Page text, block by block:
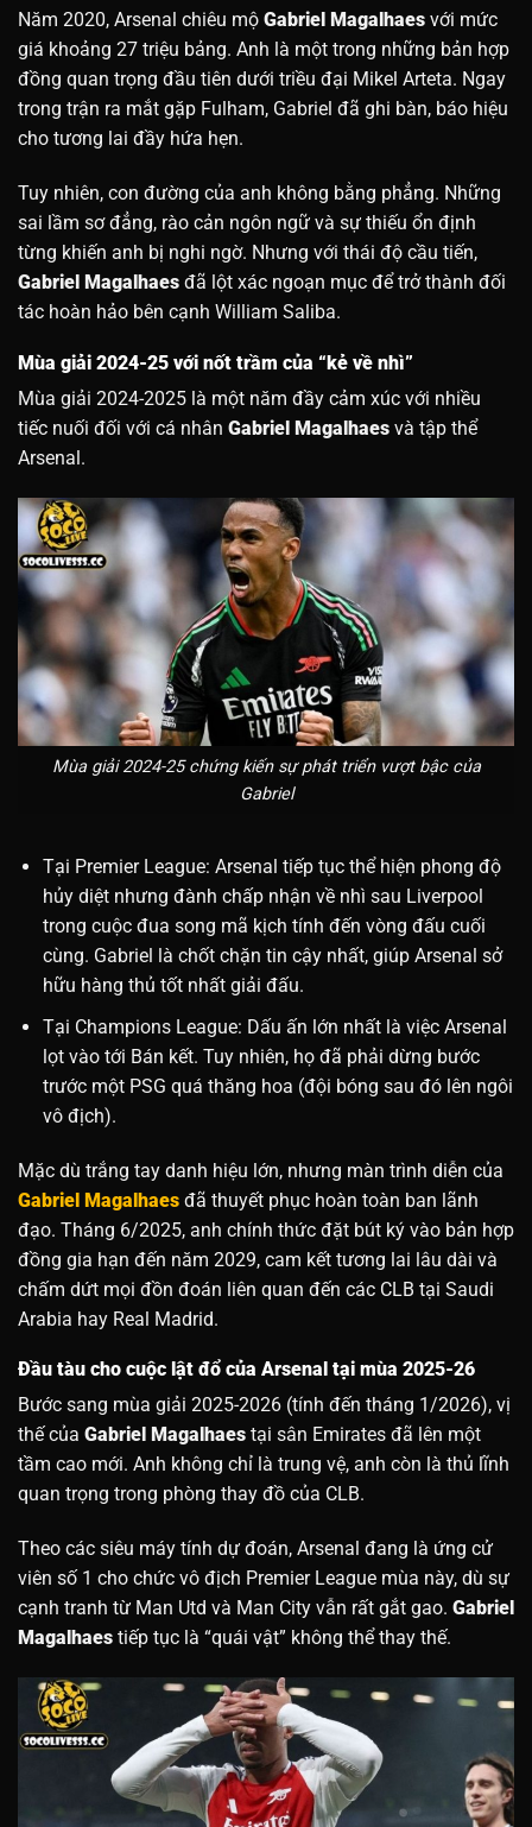
Năm 2020, Arsenal chiêu mộ Gabriel Magalhaes với mức
giá khoảng 27 triệu bảng. Anh là một trong những bản hợp
đồng quan trọng đầu tiên dưới triều đại Mikel Arteta. Ngay
trong trận ra mắt gặp Fulham, Gabriel đã ghi bàn, báo hiệu
cho tương lai đầy hứa hẹn.
Tuy nhiên, con đường của anh không bằng phẳng. Những
sai lầm sơ đẳng, rào cản ngôn ngữ và sự thiếu ổn định
từng khiến anh bị nghi ngờ. Nhưng với thái độ cầu tiến,
Gabriel Magalhaes đã lột xác ngoạn mục để trở thành đối
tác hoàn hảo bên cạnh William Saliba.
Mùa giải 2024-25 với nốt trầm của “kẻ về nhì”
Mùa giải 2024-2025 là một năm đầy cảm xúc với nhiều
tiếc nuối đối với cá nhân Gabriel Magalhaes và tập thể
Arsenal.
Mùa giải 2024-25 chứng kiến sự phát triển vượt bậc của
Gabriel
Tại Premier League: Arsenal tiếp tục thể hiện phong độ
hủy diệt nhưng đành chấp nhận về nhì sau Liverpool
trong cuộc đua song mã kịch tính đến vòng đấu cuối
cùng. Gabriel là chốt chặn tin cậy nhất, giúp Arsenal sở
hữu hàng thủ tốt nhất giải đấu.
Tại Champions League: Dấu ấn lớn nhất là việc Arsenal
lọt vào tới Bán kết. Tuy nhiên, họ đã phải dừng bước
trước một PSG quá thăng hoa (đội bóng sau đó lên ngôi
vô địch).
Mặc dù trắng tay danh hiệu lớn, nhưng màn trình diễn của
Gabriel Magalhaes đã thuyết phục hoàn toàn ban lãnh
đạo. Tháng 6/2025, anh chính thức đặt bút ký vào bản hợp
đồng gia hạn đến năm 2029, cam kết tương lai lâu dài và
chấm dứt mọi đồn đoán liên quan đến các CLB tại Saudi
Arabia hay Real Madrid.
Đầu tàu cho cuộc lật đổ của Arsenal tại mùa 2025-26
Bước sang mùa giải 2025-2026 (tính đến tháng 1/2026), vị
thế của Gabriel Magalhaes tại sân Emirates đã lên một
tầm cao mới. Anh không chỉ là trung vệ, anh còn là thủ lĩnh
quan trọng trong phòng thay đồ của CLB.
Theo các siêu máy tính dự đoán, Arsenal đang là ứng cử
viên số 1 cho chức vô địch Premier League mùa này, dù sự
cạnh tranh từ Man Utd và Man City vẫn rất gắt gao. Gabriel
Magalhaes tiếp tục là “quái vật” không thể thay thế.